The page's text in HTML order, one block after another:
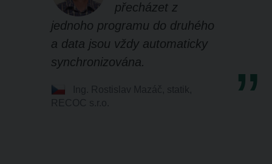
přecházet z
jednoho programu do druhého
a data jsou vždy automaticky
synchronizována.